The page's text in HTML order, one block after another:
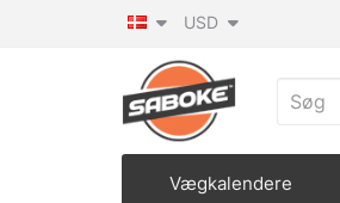
USD
Vægkalendere